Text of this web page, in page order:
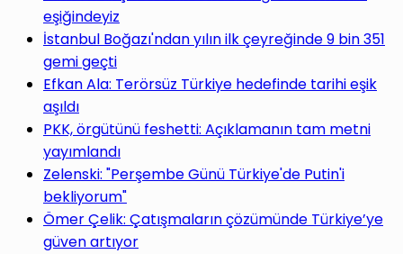
eşiğindeyiz
İstanbul Boğazı'ndan yılın ilk çeyreğinde 9 bin 351
gemi geçti
Efkan Ala: Terörsüz Türkiye hedefinde tarihi eşik
aşıldı
PKK, örgütünü feshetti: Açıklamanın tam metni
yayımlandı
Zelenski: "Perşembe Günü Türkiye'de Putin'i
bekliyorum"
Ömer Çelik: Çatışmaların çözümünde Türkiye’ye
güven artıyor